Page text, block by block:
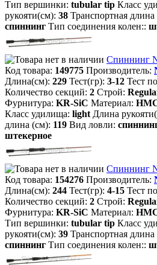
Тип вершинки: tubular tip Класс
рукояти(см): 38 Транспортная длина
спиннинг Тип соединения колен::
Спиннинг
Код товара: 149775 Производитель:
Длина(см): 229 Тест(гр): 3-12 Тест
Количество секций: 2 Строй:
Фурнитура: KR-SiC Материал:
Класс удилища: light Длина
длина (см): 119 Вид ловли:
штекерное
Спиннинг
Код товара: 154276 Производитель:
Длина(см): 244 Тест(гр): 4-15 Тест
Количество секций: 2 Строй:
Фурнитура: KR-SiC Материал:
Тип вершинки: tubular tip Класс
рукояти(см): 39 Транспортная длина
спиннинг Тип соединения колен::